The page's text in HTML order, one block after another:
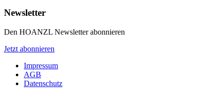
Newsletter
Den HOANZL Newsletter abonnieren
Jetzt abonnieren
Impressum
AGB
Datenschutz